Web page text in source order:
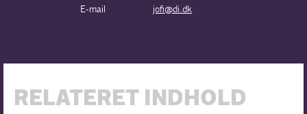
E-mail
jofi@di.dk
RELATERET INDHOLD